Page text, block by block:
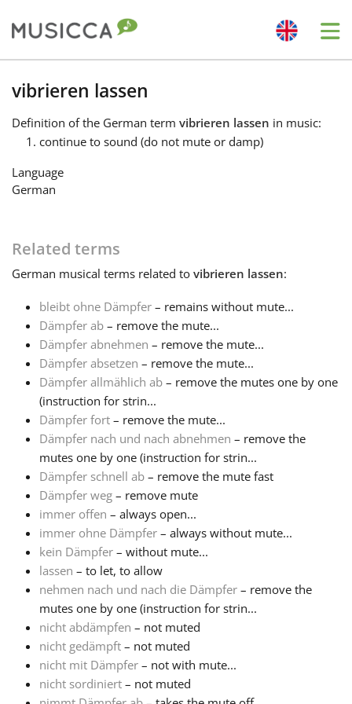
Bahasa Indonesia
Български
Dansk
English
Español
Français
한국어
हिन्दी
Italiano
Polski
Português
vibrieren lassen
Definition of the German term vibrieren lassen in music:
continue to sound (do not mute or damp)
Language
German
Related terms
German musical terms related to vibrieren lassen:
bleibt ohne Dämpfer – remains without mute...
Dämpfer ab – remove the mute...
Dämpfer abnehmen – remove the mute...
Dämpfer absetzen – remove the mute...
Dämpfer allmählich ab – remove the mutes one by one
(instruction for strin...
Dämpfer fort – remove the mute...
Dämpfer nach und nach abnehmen – remove the
mutes one by one (instruction for strin...
Dämpfer schnell ab – remove the mute fast
Dämpfer weg – remove mute
immer offen – always open...
immer ohne Dämpfer – always without mute...
kein Dämpfer – without mute...
lassen – to let, to allow
nehmen nach und nach die Dämpfer – remove the
mutes one by one (instruction for strin...
nicht abdämpfen – not muted
nicht gedämpft – not muted
nicht mit Dämpfer – not with mute...
nicht sordiniert – not muted